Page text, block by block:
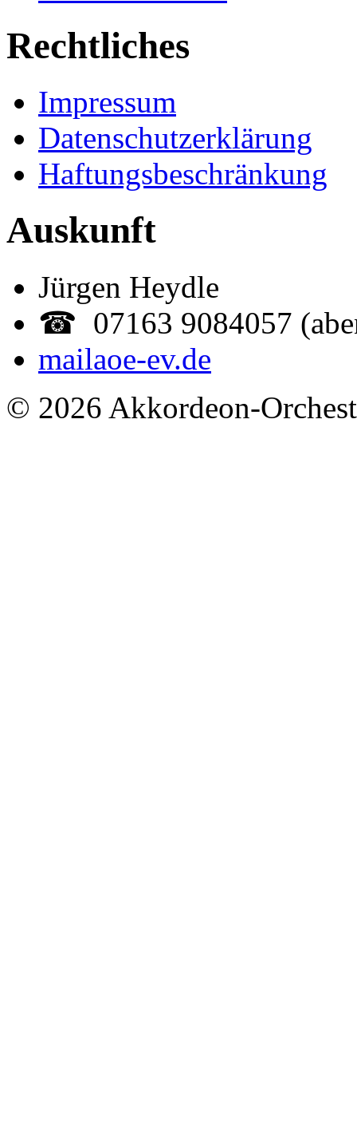
Rechtliches
Impressum
Datenschutzerklärung
Haftungsbeschränkung
Auskunft
Jürgen Heydle
☎ 07163 9084057
mailaoe-ev.de
© 2026 Akkordeon-